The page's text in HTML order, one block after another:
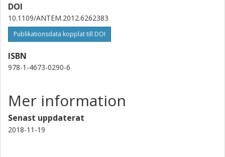
DOI
10.1109/ANTEM.2012.6262383
Publikationsdata kopplat till DOI
ISBN
978-1-4673-0290-6
Mer information
Senast uppdaterat
2018-11-19